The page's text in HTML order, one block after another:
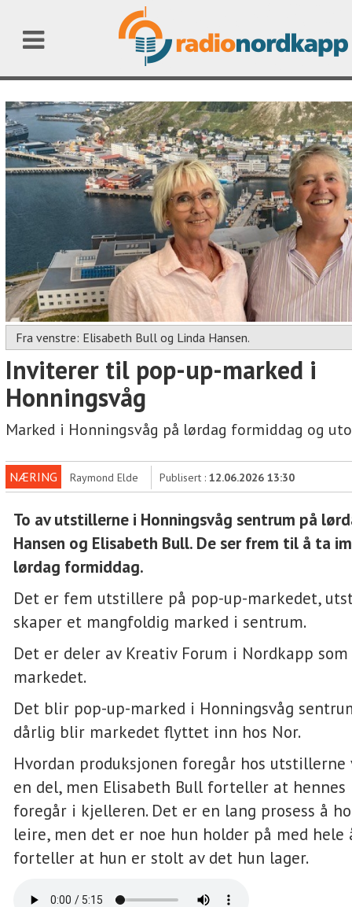
Fra venstre: Elisabeth Bull og Linda Hansen.
Inviterer til pop-up-marked i
Honningsvåg
Marked i Honningsvåg på lørdag formiddag og
NÆRING Raymond Elde Publisert : 12.06.2026 13:30
To av utstillerne i Honningsvåg sentrum på
Hansen og Elisabeth Bull. De ser frem til å ta
lørdag formiddag.
Det er fem utstillere på pop-up-markedet,
skaper et mangfoldig marked i sentrum.
Det er deler av Kreativ Forum i Nordkapp
markedet.
Det blir pop-up-marked i Honningsvåg
dårlig blir markedet flyttet inn hos Nor.
Hvordan produksjonen foregår hos utstillerne
en del, men Elisabeth Bull forteller at hennes
foregår i kjelleren. Det er en lang prosess å
leire, men det er noe hun holder på med hele
forteller at hun er stolt av det hun lager.